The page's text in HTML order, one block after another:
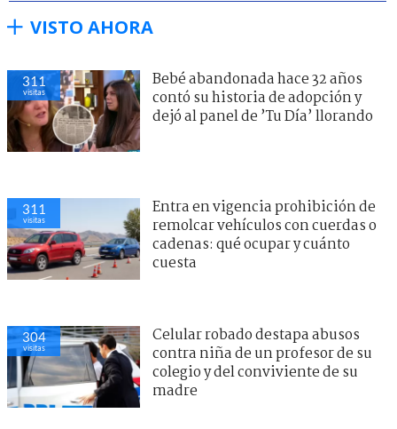
VISTO AHORA
311
visitas
Bebé abandonada hace 32 años
contó su historia de adopción y
dejó al panel de ’Tu Día’ llorando
311
visitas
Entra en vigencia prohibición de
remolcar vehículos con cuerdas o
cadenas: qué ocupar y cuánto
cuesta
304
visitas
Celular robado destapa abusos
contra niña de un profesor de su
colegio y del conviviente de su
madre